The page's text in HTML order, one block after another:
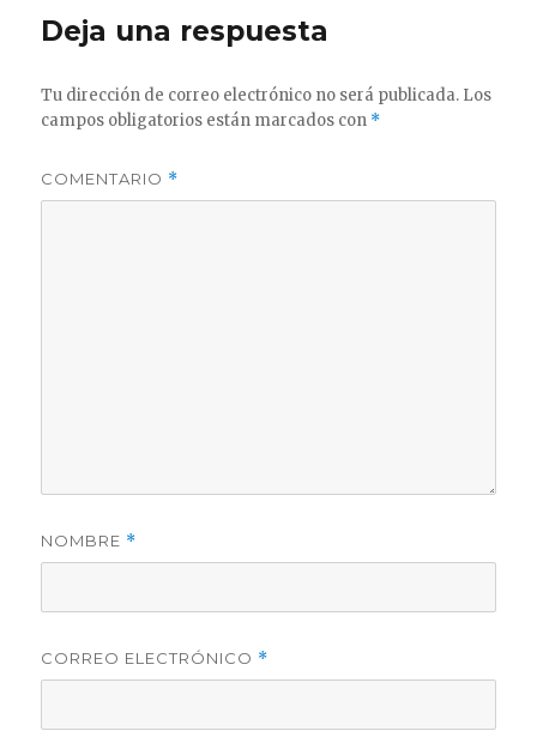
Deja una respuesta
Tu dirección de correo electrónico no será publicada. Los
campos obligatorios están marcados con *
COMENTARIO *
NOMBRE *
CORREO ELECTRÓNICO *